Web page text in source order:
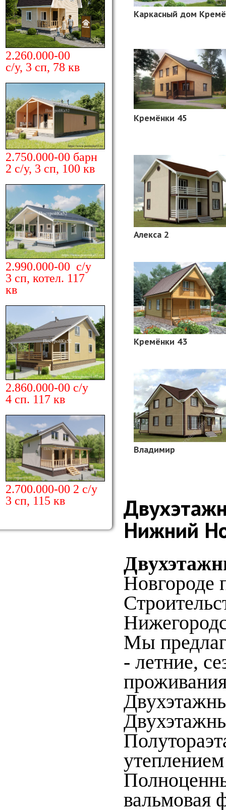
Каркасный дом
Кремёнки 45
Алекса 2
Кремёнки 43
Владимир
Нижний
Новгороде
Мы
- летние,
вальмовая
2.260.000-00
с/у, 3 сп, 78 кв
2.750.000-00 барн
2 с/у, 3 сп, 100 кв
2.990.000-00 с/у
3 сп, котел. 117
кв
2.860.000-00 с/у
4 сп. 117 кв
2.700.000-00 2 с/у
3 сп, 115 кв